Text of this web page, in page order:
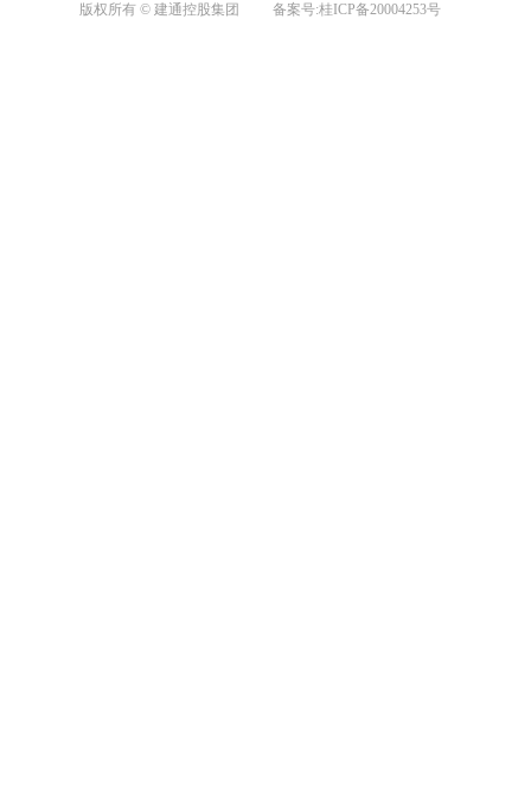
版权所有 © 建通控股集团 备案号:桂ICP备20004253号